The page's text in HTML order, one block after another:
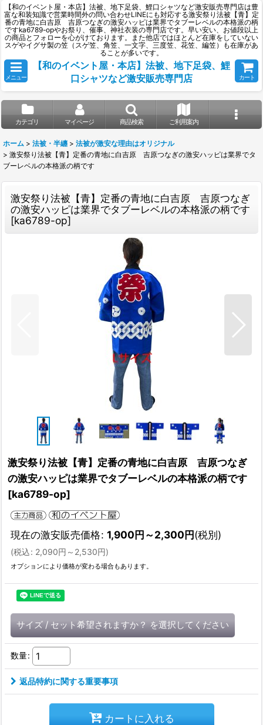
【和のイベント屋・本店】法被、地下足袋、鯉口シャツなど激安販売専門店は豊
富な和装知識で営業時間外の問い合わせLINEにも対応する激安祭り法被【青】定
番の青地に白吉原 吉原つなぎの激安ハッピは業界でタブーレベルの本格派の柄
ですka6789-opやお祭り、催事、神社衣装の専門店です。早い安い、お値段以上
の商品とフォローを心がけております。また他店ではほとんど在庫をしていない
スゲやイグサ製の笠（スゲ笠、角笠、一文字、三度笠、花笠、編笠）も在庫があ
ることが多いです。
メニュー
【和のイベント屋・本店】法被、地下足袋、鯉
口シャツなど激安販売専門店
カート
カテゴリ マイページ 商品検索 ご利用案内
ホーム > 法被・半纏 > 法被が激安な理由はオリジナル
> 激安祭り法被【青】定番の青地に白吉原 吉原つなぎの激安ハッピは業界でタ
ブーレベルの本格派の柄です
激安祭り法被【青】定番の青地に白吉原 吉原つなぎ
の激安ハッピは業界でタブーレベルの本格派の柄です
[ka6789-op]
激安祭り法被【青】定番の青地に白吉原 吉原つなぎ
の激安ハッピは業界でタブーレベルの本格派の柄です
[ka6789-op]
現在の激安販売価格: 1,900円～2,300円(税別)
(税込: 2,090円 ～2,530円)
オプションにより価格が変わる場合もあります。
サイズ / セット希望されますか？ を選択してください
数量:
返品特約に関する重要事項
カートに入れる